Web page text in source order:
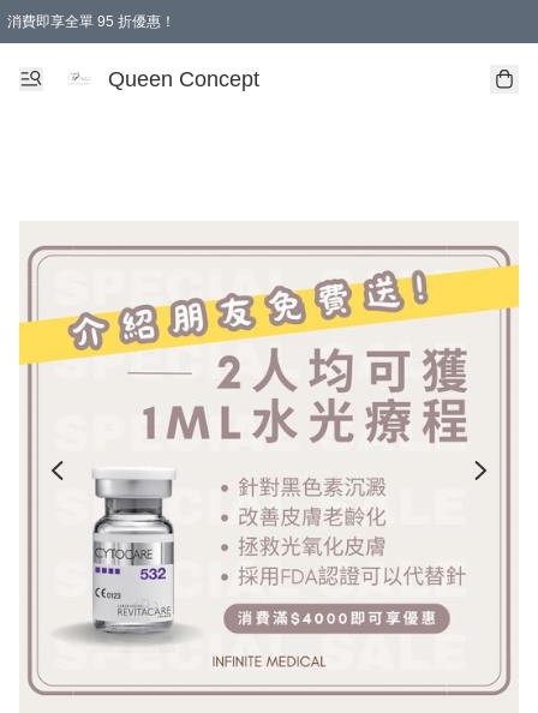
消費即享全單 95 折優惠！
Queen Concept